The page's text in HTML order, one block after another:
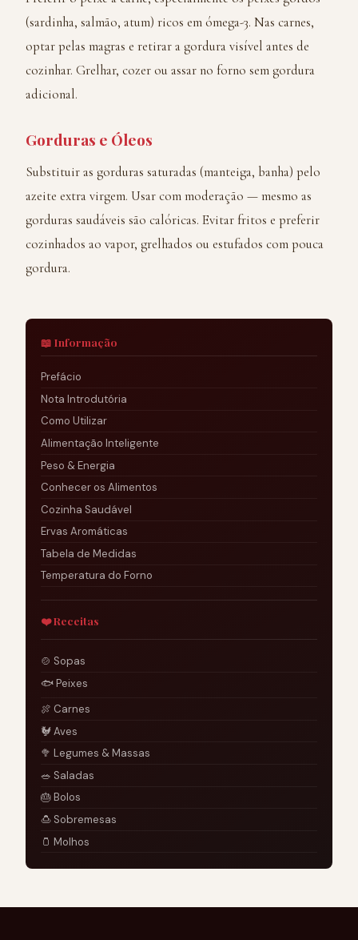
(sardinha, salmão, atum) ricos em ómega-3. Nas carnes,
optar pelas magras e retirar a gordura visível antes de
cozinhar. Grelhar, cozer ou assar no forno sem gordura
adicional.
Gorduras e Óleos
Substituir as gorduras saturadas (manteiga, banha) pelo
azeite extra virgem. Usar com moderação — mesmo as
gorduras saudáveis são calóricas. Evitar fritos e preferir
cozinhados ao vapor, grelhados ou estufados com pouca
gordura.
📖 Informação
Prefácio
Nota Introdutória
Como Utilizar
Alimentação Inteligente
Peso & Energia
Conhecer os Alimentos
Cozinha Saudável
Ervas Aromáticas
Tabela de Medidas
Temperatura do Forno
❤️ Receitas
🍲 Sopas
🐟 Peixes
🍖 Carnes
🐓 Aves
🥦 Legumes & Massas
🥗 Saladas
🎂 Bolos
🍮 Sobremesas
🫙 Molhos